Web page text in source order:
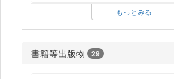
もっとみる
書籍等出版物 29